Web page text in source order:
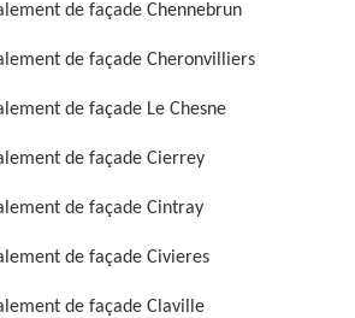
de façade Chennebrun
de façade Cheronvilliers
de façade Le Chesne
de façade Cierrey
de façade Cintray
de façade Civieres
de façade Claville